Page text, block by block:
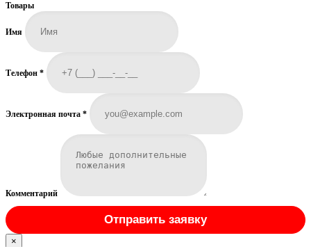
Товары
Имя
Телефон *
Электронная почта *
Комментарий
Отправить заявку
×